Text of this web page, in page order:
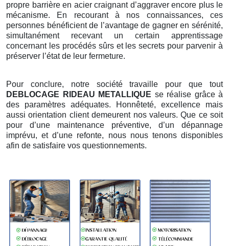
propre barrière en acier craignant d’aggraver encore plus le
mécanisme. En recourant à nos connaissances, ces
personnes bénéficient de l’avantage de gagner en sérénité,
simultanément recevant un certain apprentissage
concernant les procédés sûrs et les secrets pour parvenir à
préserver l’état de leur fermeture.
Pour conclure, notre société travaille pour que tout
DEBLOCAGE RIDEAU METALLIQUE se réalise grâce à
des paramètres adéquates. Honnêteté, excellence mais
aussi orientation client demeurent nos valeurs. Que ce soit
pour d’une maintenance préventive, d’un dépannage
imprévu, et d’une refonte, nous nous tenons disponibles
afin de satisfaire vos questionnements.